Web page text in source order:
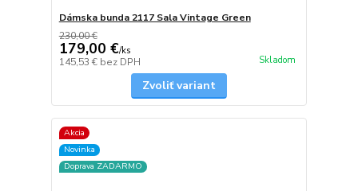
Dámska bunda 2117 Sala Vintage Green
230,00 €
179,00 €/ks
145,53 € bez DPH Skladom
Zvoliť variant
Akcia
Novinka
Doprava ZADARMO